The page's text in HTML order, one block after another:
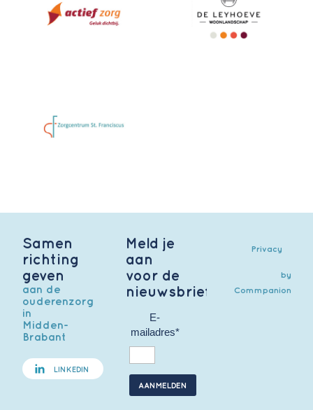
Samen
richting
geven
aan de
ouderenzorg
in
Midden-
Brabant
LINKEDIN
Meld je
aan
voor de
nieuwsbrief
E-
mailadres*
Privacy
by
Commpanion